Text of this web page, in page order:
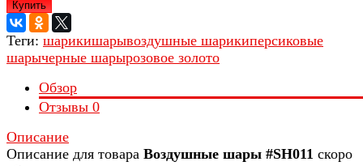
Купить
Теги: шарикишарывоздушные шарикиперсиковые
шарычерные шарырозовое золото
Обзор
Отзывы 0
Описание
Описание для товара Воздушные шары #SH011 скоро